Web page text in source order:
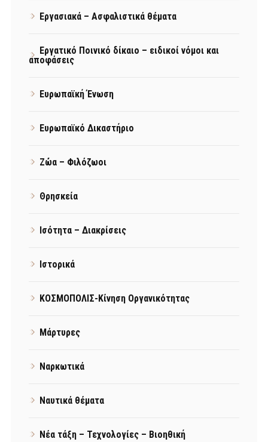
Εργασιακά – Ασφαλιστικά θέματα
Εργατικό Ποινικό δίκαιο – ειδικοί νόμοι και
αποφάσεις
Ευρωπαϊκή Ένωση
Ευρωπαϊκό Δικαστήριο
Ζώα – Φιλόζωοι
Θρησκεία
Ισότητα – Διακρίσεις
Ιστορικά
ΚΟΣΜΟΠΟΛΙΣ-Κίνηση Οργανικότητας
Μάρτυρες
Ναρκωτικά
Ναυτικά θέματα
Νέα τάξη – Τεχνολογίες – Βιοηθική